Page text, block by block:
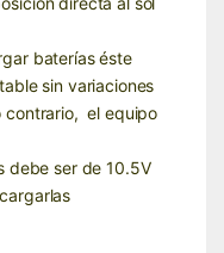
baterías éste
sin variaciones
contrario, el equipo
debe ser de 10.5V